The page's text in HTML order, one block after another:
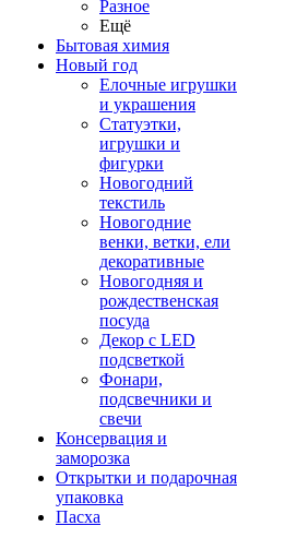
Разное
Ещё
Бытовая химия
Новый год
Елочные игрушки
и украшения
Статуэтки,
игрушки и
фигурки
Новогодний
текстиль
Новогодние
венки, ветки, ели
декоративные
Новогодняя и
рождественская
посуда
Декор с LED
подсветкой
Фонари,
подсвечники и
свечи
Консервация и
заморозка
Открытки и подарочная
упаковка
Пасха